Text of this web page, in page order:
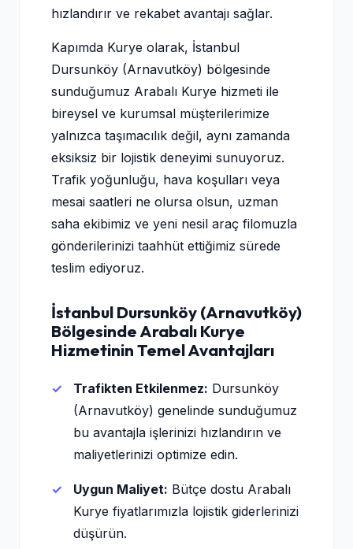
hızlandırır ve rekabet avantajı sağlar.
Kapımda Kurye olarak, İstanbul
Dursunköy (Arnavutköy) bölgesinde
sunduğumuz Arabalı Kurye hizmeti ile
bireysel ve kurumsal müşterilerimize
yalnızca taşımacılık değil, aynı zamanda
eksiksiz bir lojistik deneyimi sunuyoruz.
Trafik yoğunluğu, hava koşulları veya
mesai saatleri ne olursa olsun, uzman
saha ekibimiz ve yeni nesil araç filomuzla
gönderilerinizi taahhüt ettiğimiz sürede
teslim ediyoruz.
İstanbul Dursunköy (Arnavutköy)
Bölgesinde Arabalı Kurye
Hizmetinin Temel Avantajları
Trafikten Etkilenmez: Dursunköy
(Arnavutköy) genelinde sunduğumuz
bu avantajla işlerinizi hızlandırın ve
maliyetlerinizi optimize edin.
Uygun Maliyet: Bütçe dostu Arabalı
Kurye fiyatlarımızla lojistik giderlerinizi
düşürün.